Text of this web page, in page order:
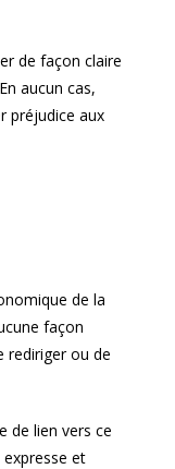
de façon claire
aucun cas,
préjudice aux
de la
façon
rediriger ou de
de lien vers ce
expresse et